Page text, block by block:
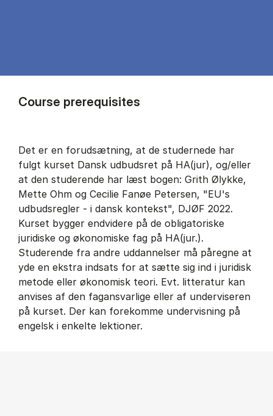
Course prerequisites
Det er en forudsætning, at de studernede har
fulgt kurset Dansk udbudsret på HA(jur), og/eller
at den studerende har læst bogen: Grith Ølykke,
Mette Ohm og Cecilie Fanøe Petersen, "EU's
udbudsregler - i dansk kontekst", DJØF 2022.
Kurset bygger endvidere på de obligatoriske
juridiske og økonomiske fag på HA(jur.).
Studerende fra andre uddannelser må påregne at
yde en ekstra indsats for at sætte sig ind i juridisk
metode eller økonomisk teori. Evt. litteratur kan
anvises af den fagansvarlige eller af underviseren
på kurset. Der kan forekomme undervisning på
engelsk i enkelte lektioner.